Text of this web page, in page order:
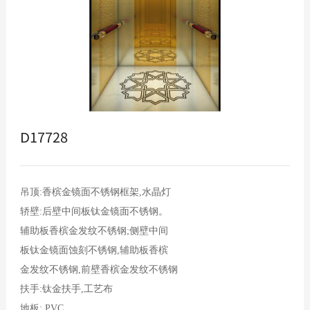
D17728
吊顶:香槟金镜面不锈钢框架,水晶灯
轿壁:后壁中间板钛金镜面不锈钢。
辅助板香槟金发纹不锈钢;侧壁中间
板钛金镜面蚀刻不锈钢,辅助板香槟
金发纹不锈钢,前壁香槟金发纹不锈钢
扶手:钛金扶手,工艺布